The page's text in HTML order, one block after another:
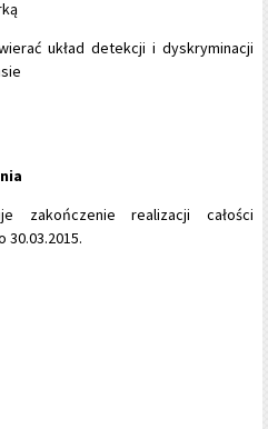
układ detekcji i dyskryminacji
zakończenie realizacji całości
30.03.2015.